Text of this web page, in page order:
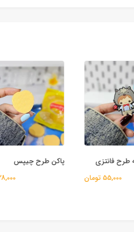
طرح فانتزی
55,000 تومان
پاکن طرح چیپس
28,000 تومان